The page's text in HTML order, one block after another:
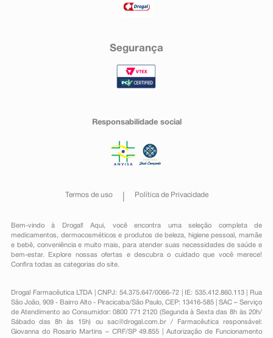
Segurança
Responsabilidade social
Termos de uso Política de Privacidade
Bem-vindo à Drogal! Aqui, você encontra uma seleção completa de
medicamentos , dermocosméticos e produtos de beleza, higiene pessoal ,mamãe
e bebê, conveniênciae muito mais, para atender suas necessidades de saúde e
bem-estar. Explore nossas ofertas e descubra o cuidado que você merece!
Confira todas as categorias do site.
Drogal Farmacêutica LTDA | CNPJ: 54.375.647/0066-72 | IE: 535.412.860.113 | Rua
São João, 909 - Bairro Alto - Piracicaba/São Paulo, CEP: 13416-585 | SAC – Serviço
de Atendimento ao Consumidor: 0800 771 2120 (Segunda à Sexta das 8h às 20h/
Sábado das 8h às 15h) ou sac@drogal.com.br/ Farmacêutica responsável:
Giovanna do Rosario Martins – CRF/SP 49.855 | Autorização de Funcionamento